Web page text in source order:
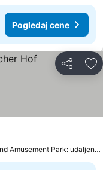
Pogledaj cene
Deli
Fränkisches Wunderland Amusement Park: udaljenost 11.1 km